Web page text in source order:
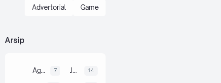
Advertorial Game
Arsip
7 14